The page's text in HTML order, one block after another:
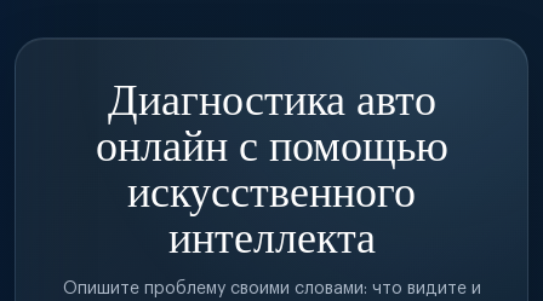
Диагностика авто
онлайн с помощью
искусственного
интеллекта
Опишите проблему своими словами: что видите и